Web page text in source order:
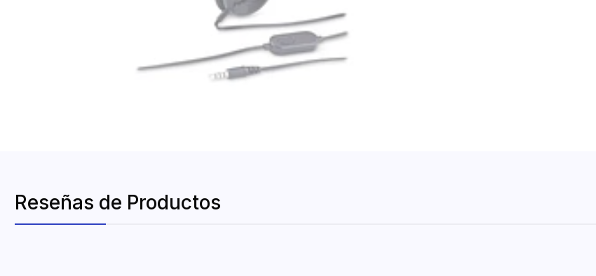
Reseñas de Productos